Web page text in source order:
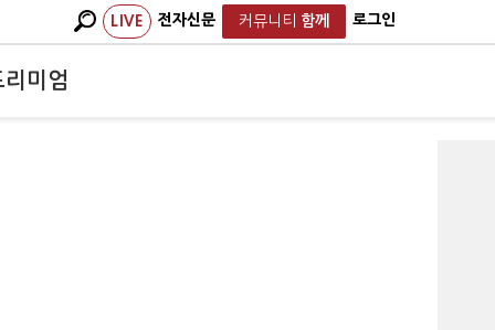
LIVE 전자신문 커뮤니티 함께 로그인
리미엄